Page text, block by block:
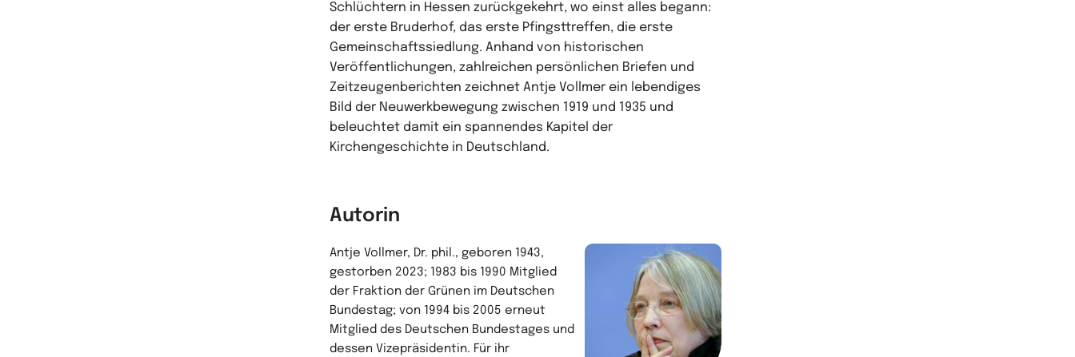
Schlüchtern in Hessen zurückgekehrt, wo einst alles begann:
der erste Bruderhof, das erste Pfingsttreffen, die erste
Gemeinschaftssiedlung. Anhand von historischen
Veröffentlichungen, zahlreichen persönlichen Briefen und
Zeitzeugenberichten zeichnet Antje Vollmer ein lebendiges
Bild der Neuwerkbewegung zwischen 1919 und 1935 und
beleuchtet damit ein spannendes Kapitel der
Kirchengeschichte in Deutschland.
Autorin
Antje Vollmer, Dr. phil., geboren 1943,
gestorben 2023; 1983 bis 1990 Mitglied
der Fraktion der Grünen im Deutschen
Bundestag; von 1994 bis 2005 erneut
Mitglied des Deutschen Bundestages und
dessen Vizepräsidentin. Für ihr